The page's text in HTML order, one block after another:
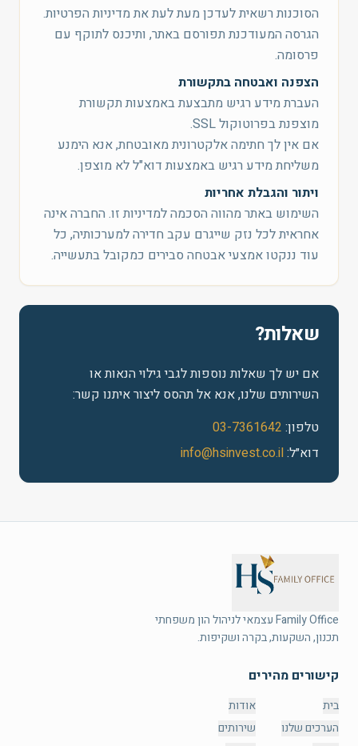
הסוכנות רשאית לעדכן מעת לעת את מדיניות הפרטיות.
הגרסה המעודכנת תפורסם באתר, ותיכנס לתוקף עם
פרסומה.
הצפנה ואבטחה בתקשורת
העברת מידע רגיש מתבצעת באמצעות תקשורת
מוצפנת בפרוטוקול SSL.
אם אין לך חתימה אלקטרונית מאובטחת, אנא הימנע
משליחת מידע רגיש באמצעות דוא"ל לא מוצפן.
ויתור והגבלת אחריות
השימוש באתר מהווה הסכמה למדיניות זו. החברה אינה
אחראית לכל נזק שייגרם עקב חדירה למערכותיה, כל
עוד ננקטו אמצעי אבטחה סבירים כמקובל בתעשייה.
שאלות?
אם יש לך שאלות נוספות לגבי גילוי הנאות או
השירותים שלנו, אנא אל תהסס ליצור איתנו קשר:
טלפון:
03-7361642
דוא״ל:
info@hsinvest.co.il
תכנון, השקעות, בקרה ושקיפות.
קישורים מהירים
בית
אודות
הערכים שלנו
שירותים